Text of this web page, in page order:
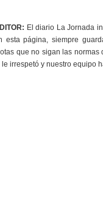
El diario La Jornada
esta página, siempre
que no sigan las
irrespetó y nuestro equipo